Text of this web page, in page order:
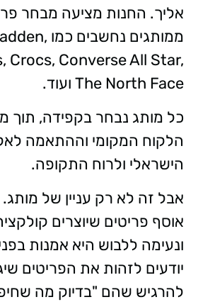
אליך. החנות מציעה מבחר
ממותגים נחשבים כמו
Crocs, Converse All Star,
The North Face ועוד.
כל מותג נבחר בקפידה, תוך
הלקוח המקומי וההתאמה
הישראלי ולרוח התקופה.
אבל זה לא רק עניין של
אוסף פריטים שיוצרים
ונעימה ללבוש היא אמנות
יודעים לזהות את הפריטים
להרגיש שהם "בדיוק מה